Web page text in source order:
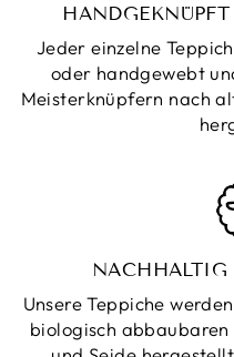
Jeder einzelne
oder handgewebt
Meisterknüpfern nach
Unsere Teppiche
biologisch